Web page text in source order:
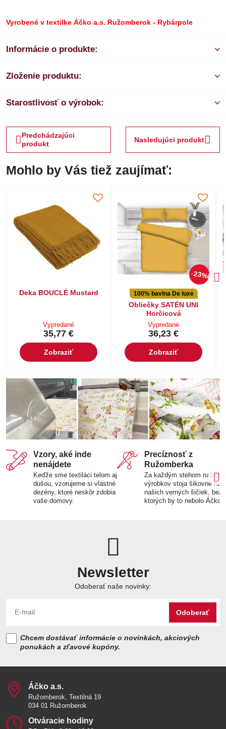
Vyrobené v textilke Áčko a.s. Ružomberok - Rybárpole
Informácie o produkte:
Zloženie produktu:
Starostlivosť o výrobok:
Predchádzajúci
produkt
Nasledujúci produkt
Mohlo by Vás tiež zaujímať:
Deka BOUCLÉ Mustard
Vypredané
35,77 €
Zobraziť
23%
100% bavlna De luxe
Obliečky SATÉN UNI
Horčicová
Vypredané
36,23 €
Zobraziť
Vzory, aké inde
nenájdete
Keďže sme textiláci telom aj
dušou, vzorujeme si vlastné
dezény, ktoré neskôr zdobia
vaše domovy.
Precíznosť z
Ružomberka
Za každým stehom našich
výrobkov stoja šikovné ruky
našich verných šičiek, bez
ktorých by to nebolo Áčko.
Newsletter
Odoberať naše novinky:
Odoberať
Chcem dostávať informácie o novinkách, akciových
ponukách a zľavové kupóny.
Áčko a​.s​.
Ružomberok, Textilná 19
034 01 Ružomberok
Otváracie hodiny